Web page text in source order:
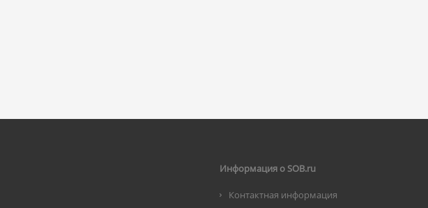
Информация о SOB.ru
Контактная информация